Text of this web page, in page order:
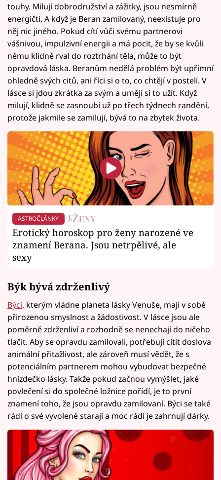
touhy. Milují dobrodružství a zážitky, jsou nesmírně
energičtí. A když je Beran zamilovaný, neexistuje pro
něj nic jiného. Pokud cítí vůči svému partnerovi
vášnivou, impulzivní energii a má pocit, že by se kvůli
němu klidně rval do roztrhání těla, může to být
opravdová láska. Beranům nedělá problém být upřímní
ohledně svých citů, ani říci si o to, co chtějí v posteli. V
lásce si jdou zkrátka za svým a umějí si to užít. Když
milují, klidně se zasnoubí už po třech týdnech randění,
protože jakmile se zamilují, bývá to na zbytek života.
ASTROČLÁNKY
Erotický horoskop pro ženy narozené ve
znamení Berana. Jsou netrpělivé, ale
sexy
Býk bývá zdrženlivý
Býci, kterým vládne planeta lásky Venuše, mají v sobě
přirozenou smyslnost a žádostivost. V lásce jsou ale
poměrně zdrženliví a rozhodně se nenechají do ničeho
tlačit. Aby se opravdu zamilovali, potřebují cítit doslova
animální přitažlivost, ale zároveň musí vědět, že s
potenciálním partnerem mohou vybudovat bezpečné
hnízdečko lásky. Takže pokud začnou vymýšlet, jaké
povlečení si do společné ložnice pořídí, je to první
znamení toho, že jsou opravdu zamilovaní. Býci se také
rádi o své vyvolené starají a moc rádi je zahrnují dárky.